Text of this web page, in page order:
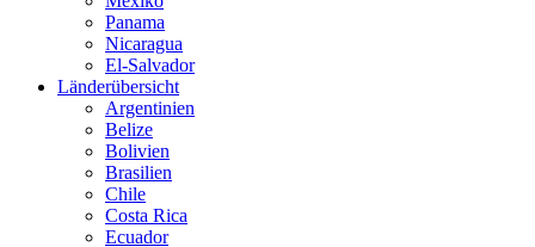
Panama
Nicaragua
El-Salvador
Länderübersicht
Argentinien
Belize
Bolivien
Brasilien
Chile
Costa Rica
Ecuador